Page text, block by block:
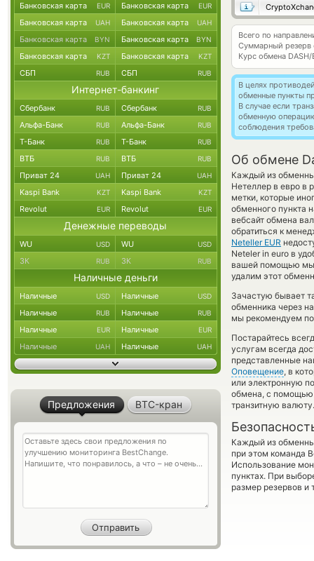
Всего по
Суммарный резерв
Курс обмена DASH/
В целях
обменные пункты
В случае если
обменную
соблюдения
Об обмене
Каждый из
Нетеллер в евро в
метки, которые
обменного пункта
вебсайт обмена
обратиться к
Neteller EUR
Neteler in euro в
вашей помощью мы
удалим этот
Зачастую бывает
обменника через
мы рекомендуем
Постарайтесь
услугам всегда
представленные
Оповещение, в
или электронную
обмена, с
транзитную валюту.
Каждый из
при этом команда
Использование
пунктах. При
размер резервов и
Банковская карта EUR Банковская карта EUR
Банковская карта UAH Банковская карта UAH
Банковская карта BYN Банковская карта BYN
Банковская карта KZT Банковская карта KZT
СБП RUB СБП RUB
Интернет-банкинг
Сбербанк RUB Сбербанк RUB
Альфа-Банк RUB Альфа-Банк RUB
Т-Банк RUB Т-Банк RUB
ВТБ RUB ВТБ RUB
Приват 24 UAH Приват 24 UAH
Kaspi Bank KZT Kaspi Bank KZT
Revolut EUR Revolut EUR
Денежные переводы
WU USD WU USD
ЗК RUB ЗК RUB
Наличные деньги
Наличные USD Наличные USD
Наличные RUB Наличные RUB
Наличные EUR Наличные EUR
Наличные UAH Наличные UAH
Предложения BTC-кран